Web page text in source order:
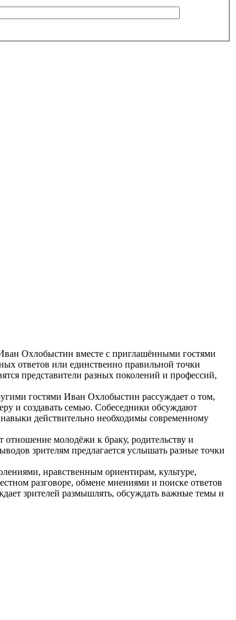
Охлобыстин вместе с приглашёнными гостями
ответов или единственно правильной точки
представители разных поколений и профессий,
гостями Иван Охлобыстин рассуждает о том,
и создавать семью. Собеседники обсуждают
действительно необходимы современному
молодёжи к браку, родительству и
зрителям предлагается услышать разные точки
нравственным ориентирам, культуре,
разговоре, обмене мнениями и поиске ответов
зрителей размышлять, обсуждать важные темы и